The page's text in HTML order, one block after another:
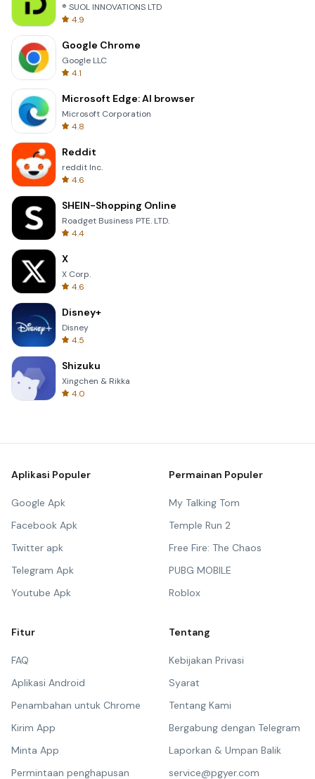
® SUOL INNOVATIONS LTD
4.9
Google Chrome
Google LLC
4.1
Microsoft Edge: AI browser
Microsoft Corporation
4.8
Reddit
reddit Inc.
4.6
SHEIN-Shopping Online
Roadget Business PTE. LTD.
4.4
X
X Corp.
4.6
Disney+
Disney
4.5
Shizuku
Xingchen & Rikka
4.0
Aplikasi Populer
Google Apk
Facebook Apk
Twitter apk
Telegram Apk
Youtube Apk
Permainan Populer
My Talking Tom
Temple Run 2
Free Fire: The Chaos
PUBG MOBILE
Roblox
Fitur
FAQ
Aplikasi Android
Penambahan untuk Chrome
Kirim App
Minta App
Permintaan penghapusan
Tentang
Kebijakan Privasi
Syarat
Tentang Kami
Bergabung dengan Telegram
Laporkan & Umpan Balik
service@pgyer.com